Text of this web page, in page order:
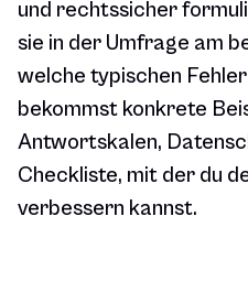
und rechtssicher
sie in der Umfrage am
welche typischen
bekommst konkrete
Antwortskalen,
Checkliste, mit der du
verbessern kannst.